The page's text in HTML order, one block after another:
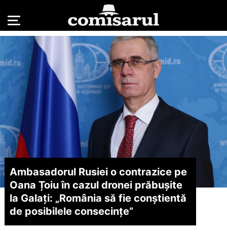
Ambasadorul Rusiei o contrazice pe
Oana Țoiu în cazul dronei prăbușite
la Galați: „România să fie conștientă
de posibilele consecințe”